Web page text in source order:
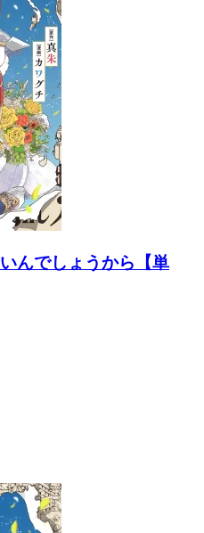
んでしょうから【単